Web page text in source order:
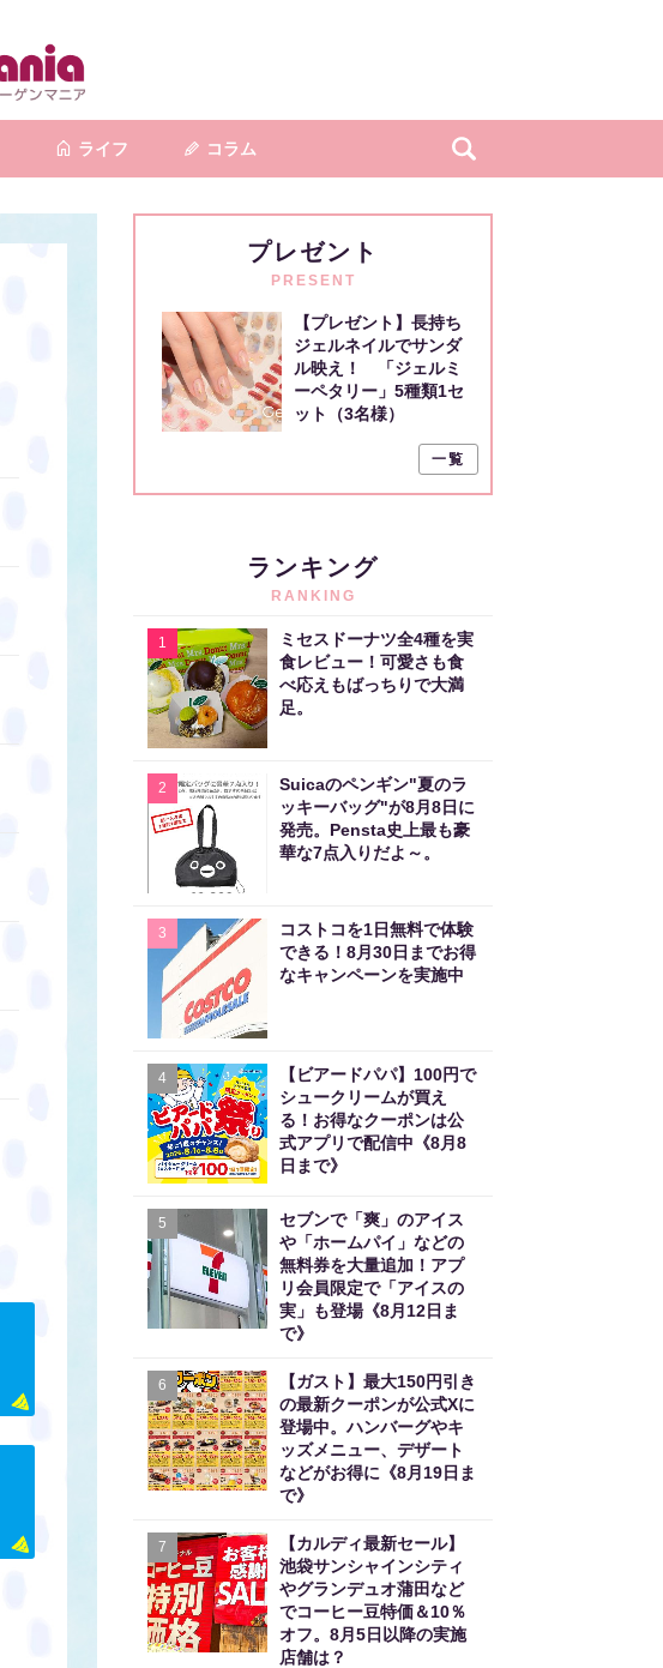
ライフ コラム
プレゼント
PRESENT
【プレゼント】長持ち
ジェルネイルでサンダ
ル映え！ 「ジェルミ
ーペタリー」5種類1セ
ット（3名様）
一覧
ランキング
RANKING
1
ミセスドーナツ全4種を実
食レビュー！可愛さも食
べ応えもばっちりで大満
足。
2
Suicaのペンギン"夏のラ
ッキーバッグ"が8月8日に
発売。Pensta史上最も豪
華な7点入りだよ～。
3
コストコを1日無料で体験
できる！8月30日までお得
なキャンペーンを実施中
4
【ビアードパパ】100円で
シュークリームが買え
る！お得なクーポンは公
式アプリで配信中《8月8
日まで》
5
セブンで「爽」のアイス
や「ホームパイ」などの
無料券を大量追加！アプ
リ会員限定で「アイスの
実」も登場《8月12日ま
で》
6
【ガスト】最大150円引き
の最新クーポンが公式Xに
登場中。ハンバーグやキ
ッズメニュー、デザート
などがお得に《8月19日ま
で》
7
【カルディ最新セール】
池袋サンシャインシティ
やグランデュオ蒲田など
でコーヒー豆特価＆10％
オフ。8月5日以降の実施
店舗は？